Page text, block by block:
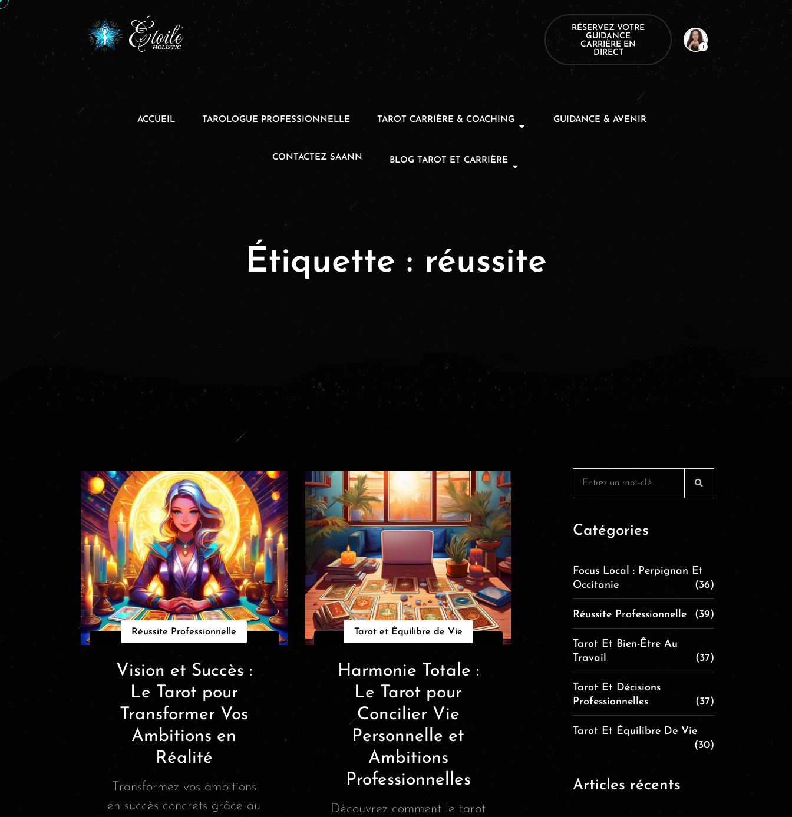
RÉSERVEZ VOTRE
GUIDANCE
CARRIÈRE EN
DIRECT
ACCUEIL TAROLOGUE PROFESSIONNELLE TAROT CARRIÈRE & COACHING GUIDANCE & AVENIR
CONTACTEZ SAANN BLOG TAROT ET CARRIÈRE
Étiquette : réussite
Réussite Professionnelle
Vision et Succès :
Le Tarot pour
Transformer Vos
Ambitions en
Réalité
Transformez vos ambitions
en succès concrets grâce au
Tarot et Équilibre de Vie
Harmonie Totale :
Le Tarot pour
Concilier Vie
Personnelle et
Ambitions
Professionnelles
Découvrez comment le tarot
Catégories
Focus Local : Perpignan Et
Occitanie
(36)
Réussite Professionnelle (39)
Tarot Et Bien-Être Au
Travail
(37)
Tarot Et Décisions
Professionnelles
(37)
Tarot Et Équilibre De Vie
(30)
Articles récents